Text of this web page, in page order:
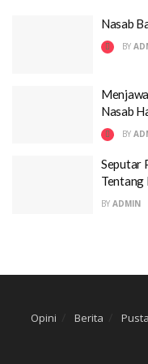
Nasab
BY
Nasab
BY
Seputar
Tentang
BY ADMIN
Opini Berita